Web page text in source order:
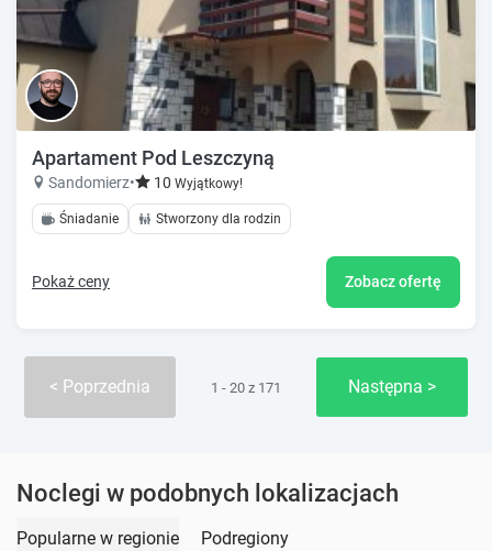
Apartament Pod Leszczyną
Sandomierz• 10 Wyjątkowy!
Śniadanie Stworzony dla rodzin
Pokaż ceny Zobacz ofertę
Poprzednia 1 - 20 z 171 Następna
Noclegi w podobnych lokalizacjach
Popularne w regionie Podregiony